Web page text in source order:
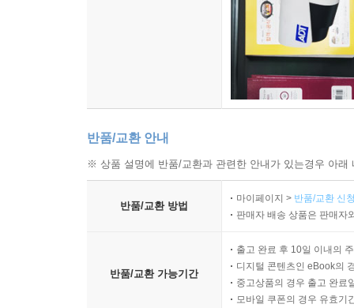
반품/교환 안내
※ 상품 설명에 반품/교환과 관련한 안내가 있는경우 아
반품/교환 방법
마이페이지 > 반품/교환 신
판매자 배송 상품은 판매자
반품/교환 가능기간
출고 완료 후 10일 이내의
디지털 콘텐츠인 eBook의
중고상품의 경우 출고 완료
모바일 쿠폰의 경우 유효기